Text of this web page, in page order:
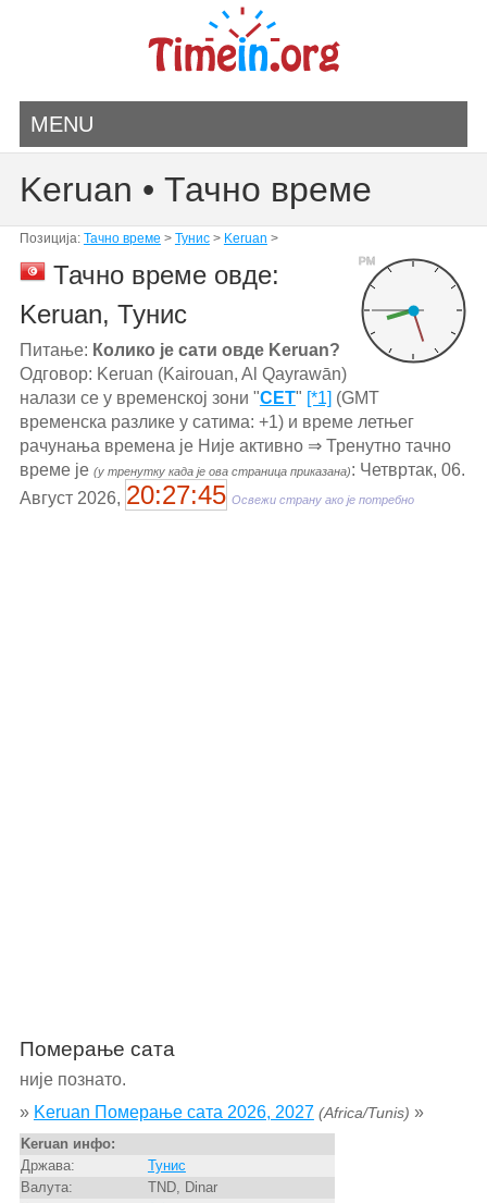
MENU
Keruan • Тачно време
Позиција: Тачно време > Тунис> Keruan >
PM
Тачно време овде:
Keruan, Тунис
Питање: Колико је сати овде Keruan?
Одговор: Keruan (Kairouan, Al Qayrawān)
налази се у временској зони "CET" [*1] (GMT
временска разлике у сатима: +1) и време летњег
рачунања времена је Није активно ⇒ Тренутно тачно
време је (у тренутку када је ова страница приказана): Четвртак, 06.
Август 2026, 20:27:45 Освежи страну ако је потребно
Померање сата
није познато.
» Keruan Померање сата 2026, 2027 (Africa/Tunis) »
Keruan инфо:
Држава:
Тунис
Валута:
TND, Dinar